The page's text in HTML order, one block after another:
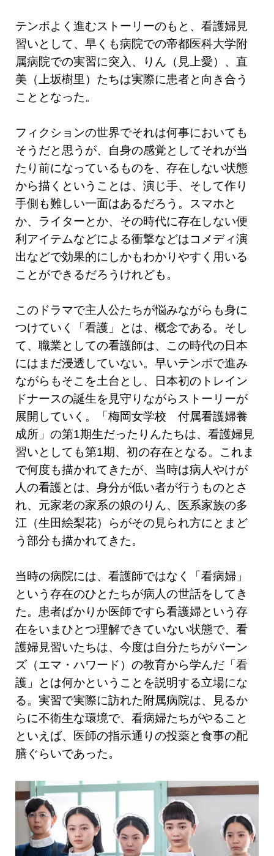
テンポよく進むストーリーのもと、看護婦見
習いとして、早くも病院での帝都医科大学附
属病院での実習に突入、りん（見上愛）、直
美（上坂樹里）たちは実際に患者と向き合う
こととなった。
フィクションの世界でそれは何事においても
そうだと思うが、自身の感覚としてそれが当
たり前になっているものを、存在しない状態
から描くということは、演じ手、そして作り
手側も難しい一面はあるだろう。スマホと
か、ライターとか、その時代に存在しない便
利アイテムなどによる衝撃などはコメディ演
出などで効果的にしかもわかりやすく用いる
ことができるだろうけれども。
このドラマで主人公たちが悩みながらも身に
つけていく「看護」とは、概念である。そし
て、職業としての看護師は、この時代の日本
にはまだ浸透していない。早いテンポで進み
ながらもそこを土台とし、日本初のトレイン
ドナースの誕生を見守りながらストーリーが
展開していく。「梅岡女学校 付属看護婦養
成所」の第1期生だったりんたちは、看護婦見
習いとしても第1期、初の存在となる。これま
で何度も描かれてきたが、当時は病人やけが
人の看護とは、身分が低い者が行うものとさ
れ、元家老の家系の娘のりん、医系家族の多
江（生田絵梨花）らがその見られ方にとまど
う部分も描かれてきた。
当時の病院には、看護師ではなく「看病婦」
という存在のひとたちが病人の世話をしてき
た。患者ばかりか医師ですら看護婦という存
在をいまひとつ理解できていない状態で、看
護婦見習いたちは、今度は自分たちがバーン
ズ（エマ・ハワード）の教育から学んだ「看
護」とは何かということを説明する立場にな
る。実習で実際に訪れた附属病院は、見るか
らに不衛生な環境で、看病婦たちがやること
といえば、医師の指示通りの投薬と食事の配
膳ぐらいであった。